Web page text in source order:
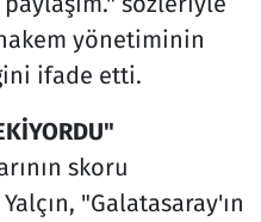
yönetiminin
ifade etti.
skoru
"Galatasaray'ın